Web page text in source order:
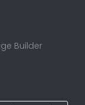
Builder